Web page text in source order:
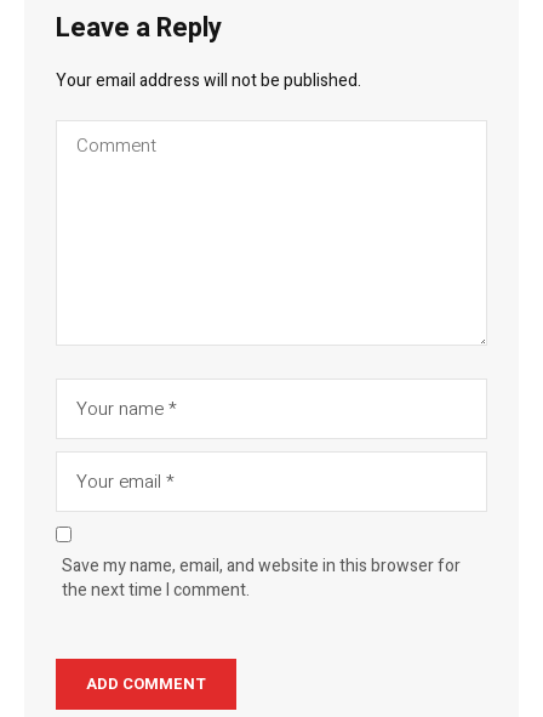
Leave a Reply
Your email address will not be published.
Save my name, email, and website in this browser for
the next time I comment.